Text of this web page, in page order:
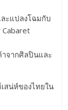
ะแปลงโฉมกับ
Cabaret
จากศิลปินและ
สน่ห์ของไทยใน